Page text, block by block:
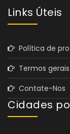
Links Úteis
Política de
Termos
Contate-Nos
Cidades